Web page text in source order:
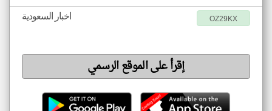
اخبار السعودية OZ29KX
إقرأ على الموقع الرسمي